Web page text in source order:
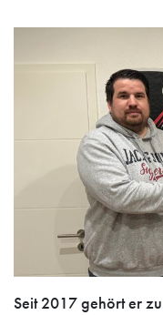
Seit 2017 gehört er